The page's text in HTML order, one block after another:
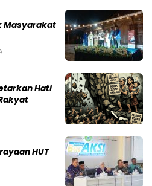
Masyarakat
Hati
HUT